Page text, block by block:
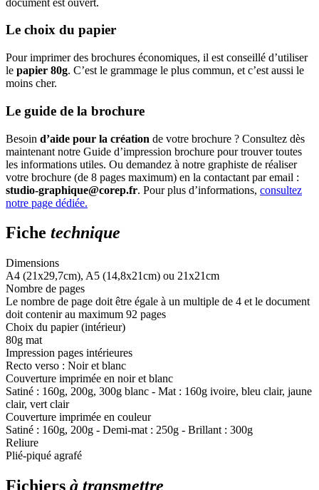
Le choix du papier
Pour imprimer des brochures économiques, il est conseillé d’utiliser
le papier 80g. C’est le grammage le plus commun, et c’est aussi le
moins cher.
Le guide de la brochure
Besoin d’aide pour la création de votre brochure ? Consultez dès
maintenant notre Guide d’impression brochure pour trouver toutes
les informations utiles. Ou demandez à notre graphiste de réaliser
votre brochure (de 8 pages maximum) en la contactant par email :
studio-graphique@corep.fr. Pour plus d’informations, consultez
notre page dédiée.
Fiche technique
Dimensions
A4 (21x29,7cm), A5 (14,8x21cm) ou 21x21cm
Nombre de pages
Le nombre de page doit être égale à un multiple de 4 et le document
doit contenir au maximum 92 pages
Choix du papier (intérieur)
80g mat
Impression pages intérieures
Recto verso : Noir et blanc
Couverture imprimée en noir et blanc
Satiné : 160g, 200g, 300g blanc - Mat : 160g ivoire, bleu clair, jaune
clair, vert clair
Couverture imprimée en couleur
Satiné : 160g, 200g - Demi-mat : 250g - Brillant : 300g
Reliure
Plié-piqué agrafé
Fichiers à transmettre